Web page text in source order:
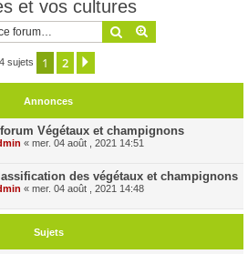
et vos cultures
Rechercher
sujets 1 2
Annonces
Végétaux et champignons
« mer. 04 août , 2021 14:51
des végétaux et champignons
« mer. 04 août , 2021 14:48
Sujets